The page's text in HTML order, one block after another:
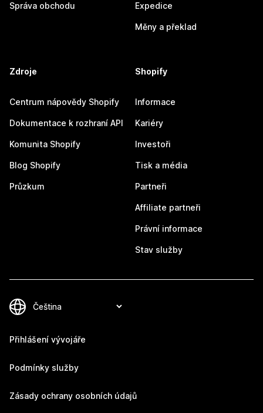
Správa obchodu Expedice
Měny a překlad
Zdroje
Centrum nápovědy Shopify
Dokumentace k rozhraní API
Komunita Shopify
Blog Shopify
Průzkum
Shopify
Informace
Kariéry
Investoři
Tisk a média
Partneři
Affiliate partneři
Právní informace
Stav služby
Přihlášení vývojáře
Podmínky služby
Zásady ochrany osobních údajů